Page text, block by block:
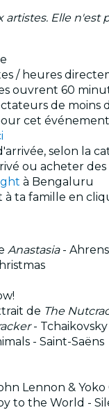
Elle n'est
/ heures
ouvrent 60
de
cet événement
selon la
ou acheter
à Bengaluru
à ta famille en
Anastasia-
de The
- Tchaikovsky
- Saint-Saëns
Lennon & Yoko
to the World -